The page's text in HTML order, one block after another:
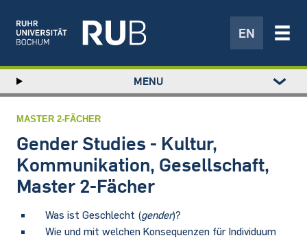
EN
STUDIUM
FORSCHUNG
TRANSFER
NEWS
ÜBER UNS
EINRICHTUNGEN
Left
study
menu
MENU
MASTER 2-FÄCHER
Gender Studies - Kultur,
Kommunikation, Gesellschaft,
Master 2-Fächer
Was ist Geschlecht (gender)?
Wie und mit welchen Konsequenzen für Individuum